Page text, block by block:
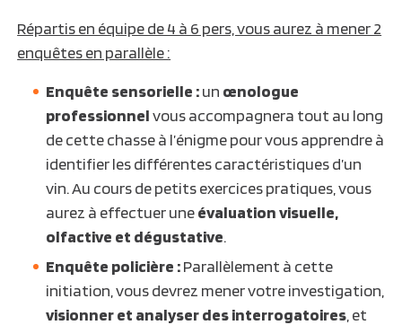
Répartis en équipe de 4 à 6 pers, vous aurez à mener 2
enquêtes en parallèle :
Enquête sensorielle :un œnologue
professionnelvous accompagnera tout au long
de cette chasse à l’énigme pour vous apprendre à
identifier les différentes caractéristiques d’un
vin. Au cours de petits exercices pratiques, vous
aurez à effectuer uneévaluation visuelle,
olfactive et dégustative.
Enquête policière :Parallèlement à cette
initiation, vous devrez mener votre investigation,
visionner et analyser des interrogatoires , et